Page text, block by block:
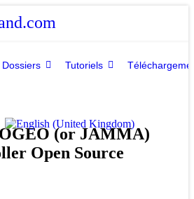
Dossiers Tutoriels
(or JAMMA)
Open Source